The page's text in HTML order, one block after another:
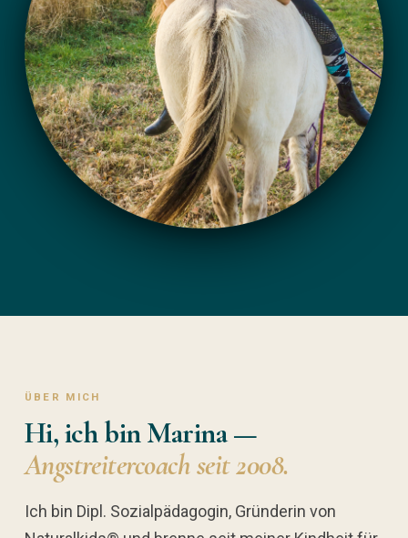
ÜBER MICH
Hi, ich bin Marina —
Angstreitercoach seit 2008.
Ich bin Dipl. Sozialpädagogin, Gründerin von